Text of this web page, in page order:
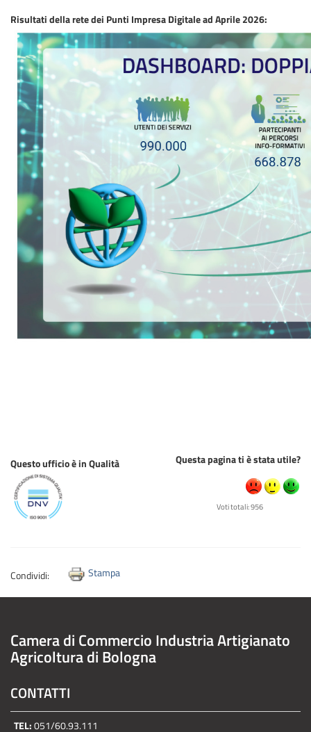
Risultati della rete dei Punti Impresa Digitale ad Aprile 2026:
Questa pagina ti è stata utile?
Voti totali: 956
Questo ufficio è in Qualità
Condividi: Stampa
Camera di Commercio Industria Artigianato
Agricoltura di Bologna
CONTATTI
TEL:051/60.93.111